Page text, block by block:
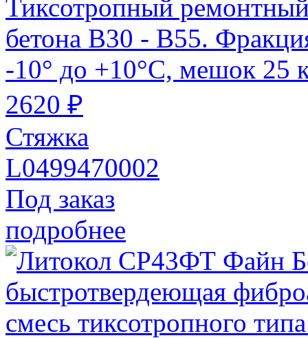
Тиксотропный ремонтный
бетона В30 - В55.
-10° до +10°С, мешок 25
2620 ₽
Стяжка
L0499470002
Под заказ
подробнее